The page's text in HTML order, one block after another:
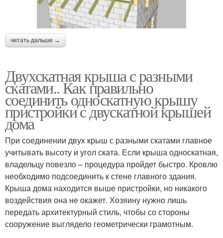
читать дальше →
Двухскатная крыша с разными
скатами.. Как правильно
соединить односкатную крышу
пристройки с двускатной крышей
дома
При соединении двух крыш с разными скатами главное
учитывать высоту и угол ската. Если крыша односкатная,
владельцу повезло – процедура пройдет быстро. Кровлю
необходимо подсоединить к стене главного здания.
Крыша дома находится выше пристройки, но никакого
воздействия она не окажет. Хозяину нужно лишь
передать архитектурный стиль, чтобы со стороны
сооружение выглядело геометрически грамотным.